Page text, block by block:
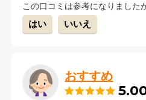
この口コミは参考になりました
はい いいえ
おすすめ